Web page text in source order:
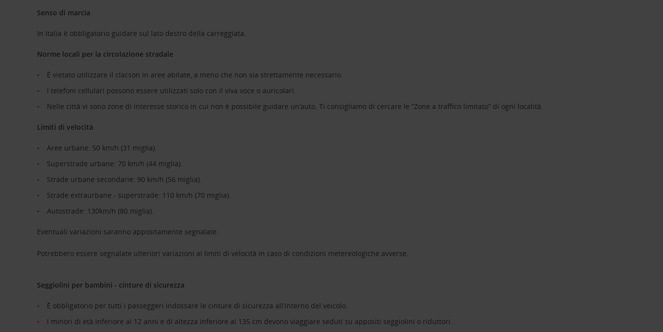
Senso di marcia
In Italia è obbligatorio guidare sul lato destro della carreggiata.
Norme locali per la circolazione stradale
È vietato utilizzare il clacson in aree abitate, a meno che non sia strettamente necessario.
I telefoni cellulari possono essere utilizzati solo con il viva voce o auricolari.
Nelle città vi sono zone di interesse storico in cui non è possibile guidare un’auto. Ti consigliamo di cercare le “Zone a traffico limitato” di ogni località.
Limiti di velocità
Aree urbane: 50 km/h (31 miglia).
Superstrade urbane: 70 km/h (44 miglia).
Strade urbane secondarie: 90 km/h (56 miglia).
Strade extraurbane - superstrade: 110 km/h (70 miglia).
Autostrade: 130km/h (80 miglia).
Eventuali variazioni saranno appositamente segnalate.
Potrebbero essere segnalate ulteriori variazioni ai limiti di velocità in caso di condizioni metereologiche avverse.
Seggiolini per bambini - cinture di sicurezza
È obbligatorio per tutti i passeggeri indossare le cinture di sicurezza all'interno del veicolo.
I minori di età inferiore ai 12 anni e di altezza inferiore ai 135 cm devono viaggiare seduti su appositi seggiolini o riduttori.